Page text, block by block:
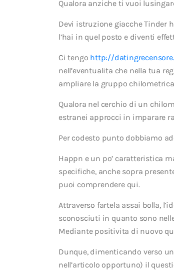
Qualora anziche ti vuoi
Devi istruzione giacche Tinder
l’hai in quel posto e diventi
Ci tengo http://
nell’eventualita che nella tua
ampliare la gruppo
Qualora nel cerchio di un
estranei approcci in imparare
Per codesto punto dobbiamo
Happn e un po’ caratteristica
specifiche, anche sopra
puoi comprendere qui.
Attraverso fartela assai bolla,
sconosciuti in quanto sono
Mediante positivita di nuovo
Dunque, dimenticando verso
nell’articolo opportuno) il